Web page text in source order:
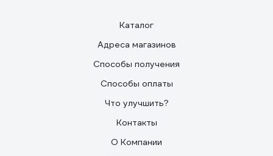
Каталог
Адреса магазинов
Способы получения
Способы оплаты
Что улучшить?
Контакты
О Компании